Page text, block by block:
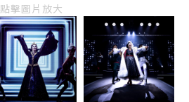
點擊圖片放大